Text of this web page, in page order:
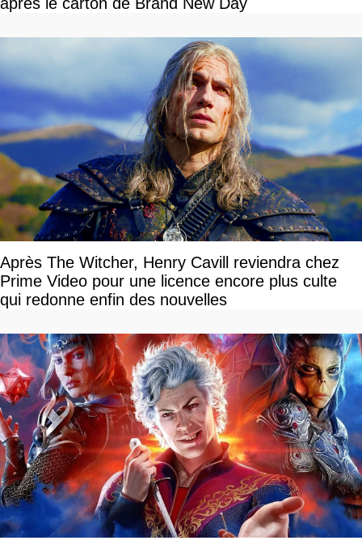
Après The Witcher, Henry Cavill reviendra chez
Prime Video pour une licence encore plus culte
qui redonne enfin des nouvelles